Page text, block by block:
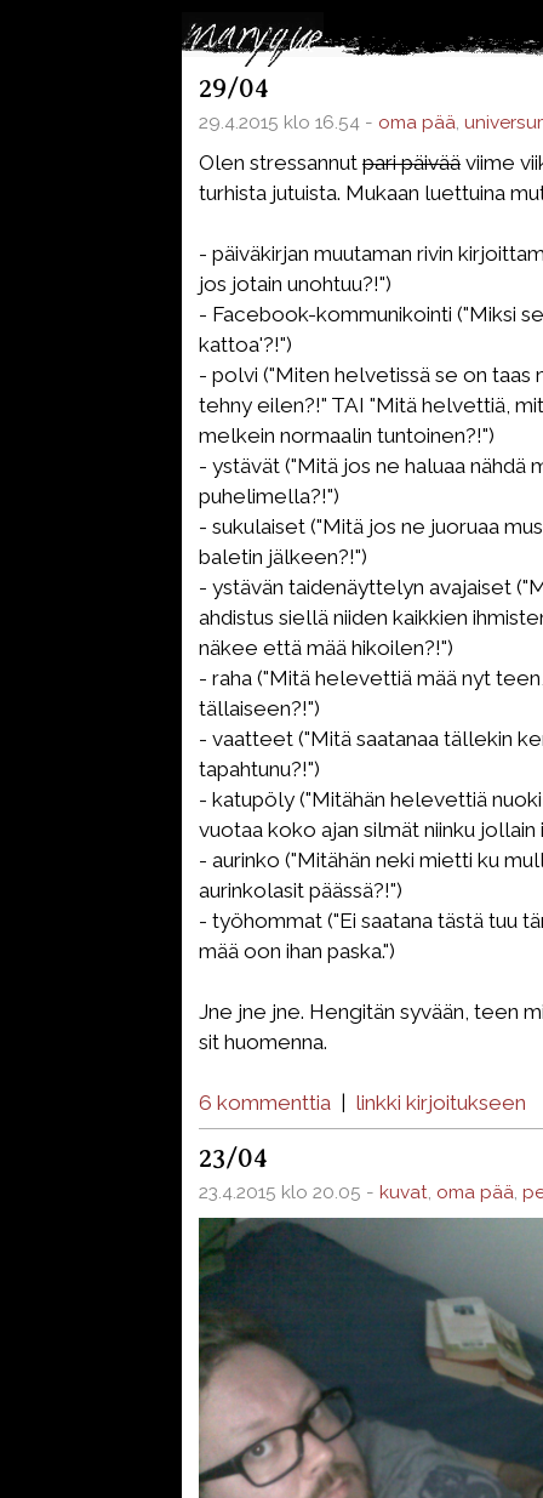
29/04
29.4.2015 klo 16.54 - oma pää,
Olen stressannut pari päivää viime
turhista jutuista. Mukaan luettuina
- päiväkirjan muutaman rivin
jos jotain unohtuu?!")
- Facebook-kommunikointi ("Miksi
kattoa'?!")
- polvi ("Miten helvetissä se on taas
tehny eilen?!" TAI "Mitä helvettiä,
melkein normaalin tuntoinen?!")
- ystävät ("Mitä jos ne haluaa nähdä
puhelimella?!")
- sukulaiset ("Mitä jos ne juoruaa
baletin jälkeen?!")
- ystävän taidenäyttelyn avajaiset
ahdistus siellä niiden kaikkien
näkee että mää hikoilen?!")
- raha ("Mitä helevettiä mää nyt
tällaiseen?!")
- vaatteet ("Mitä saatanaa tällekin
tapahtunu?!")
- katupöly ("Mitähän helevettiä
vuotaa koko ajan silmät niinku
- aurinko ("Mitähän neki mietti ku
aurinkolasit päässä?!")
- työhommat ("Ei saatana tästä tuu
mää oon ihan paska.")
Jne jne jne. Hengitän syvään, teen
sit huomenna.
6 kommenttia linkki kirjoitukseen
23/04
23.4.2015 klo 20.05 - kuvat, oma pää,